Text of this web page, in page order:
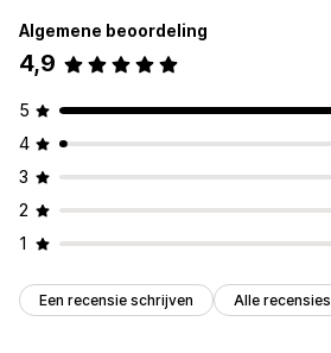
Algemene beoordeling
4,9
5
4
3
2
1
Een recensie schrijven Alle recensies